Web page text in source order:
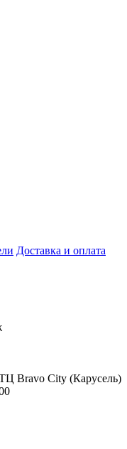
Доставка и оплата
Bravo City (Карусель)